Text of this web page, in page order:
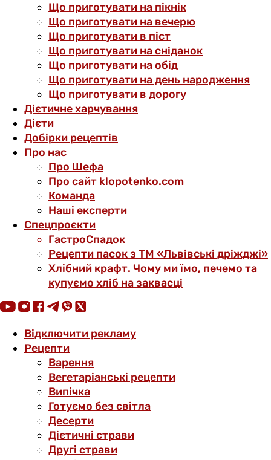
Що приготувати на пікнік
Що приготувати на вечерю
Що приготувати в піст
Що приготувати на сніданок
Що приготувати на обід
Що приготувати на день народження
Що приготувати в дорогу
Дієтичне харчування
Дієти
Добірки рецептів
Про нас
Про Шефа
Про сайт klopotenko.com
Команда
Наші експерти
Спецпроєкти
ГастроСпадок
Рецепти пасок з ТМ «Львівські дріжджі»
Хлібний крафт. Чому ми їмо, печемо та
купуємо хліб на заквасці
Відключити рекламу
Рецепти
Варення
Вегетаріанські рецепти
Випічка
Готуємо без світла
Десерти
Дієтичні страви
Другі страви